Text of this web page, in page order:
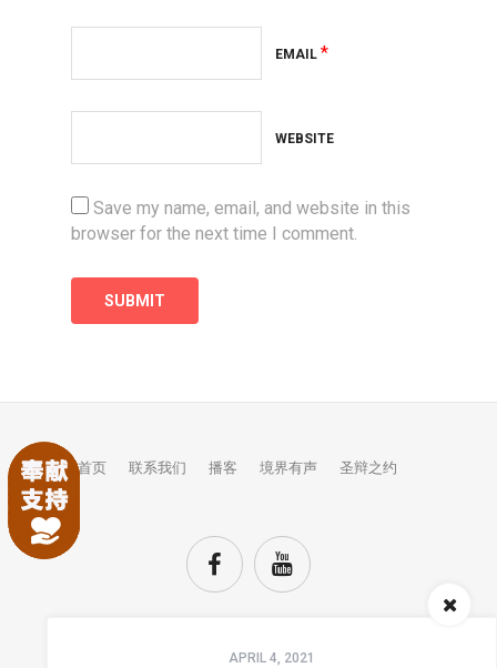
EMAIL *
WEBSITE
Save my name, email, and website in this
browser for the next time I comment.
APRIL 4, 2021
首页 联系我们 播客 境界有声 圣辩之约